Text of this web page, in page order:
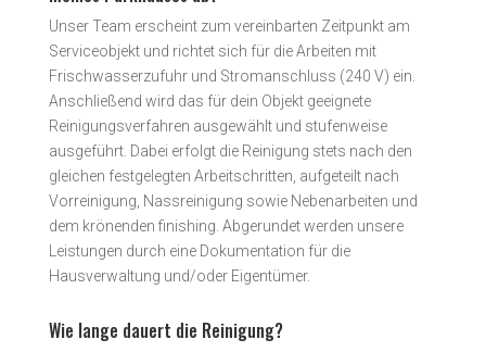
Unser Team erscheint zum vereinbarten Zeitpunkt am
Serviceobjekt und richtet sich für die Arbeiten mit
Frischwasserzufuhr und Stromanschluss (240 V) ein.
Anschließend wird das für dein Objekt geeignete
Reinigungsverfahren ausgewählt und stufenweise
ausgeführt. Dabei erfolgt die Reinigung stets nach den
gleichen festgelegten Arbeitschritten, aufgeteilt nach
Vorreinigung, Nassreinigung sowie Nebenarbeiten und
dem krönenden finishing. Abgerundet werden unsere
Leistungen durch eine Dokumentation für die
Hausverwaltung und/oder Eigentümer.
Wie lange dauert die Reinigung?